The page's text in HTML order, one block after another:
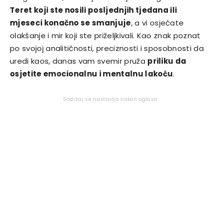
Teret koji ste nosili posljednjih tjedana ili
mjeseci konačno se smanjuje, a vi osjećate
olakšanje i mir koji ste priželjkivali. Kao znak poznat
po svojoj analitičnosti, preciznosti i sposobnosti da
uredi kaos, danas vam svemir pruža priliku da
osjetite emocionalnu i mentalnu lakoću.
Sadržaj se nastavlja nakon oglasa